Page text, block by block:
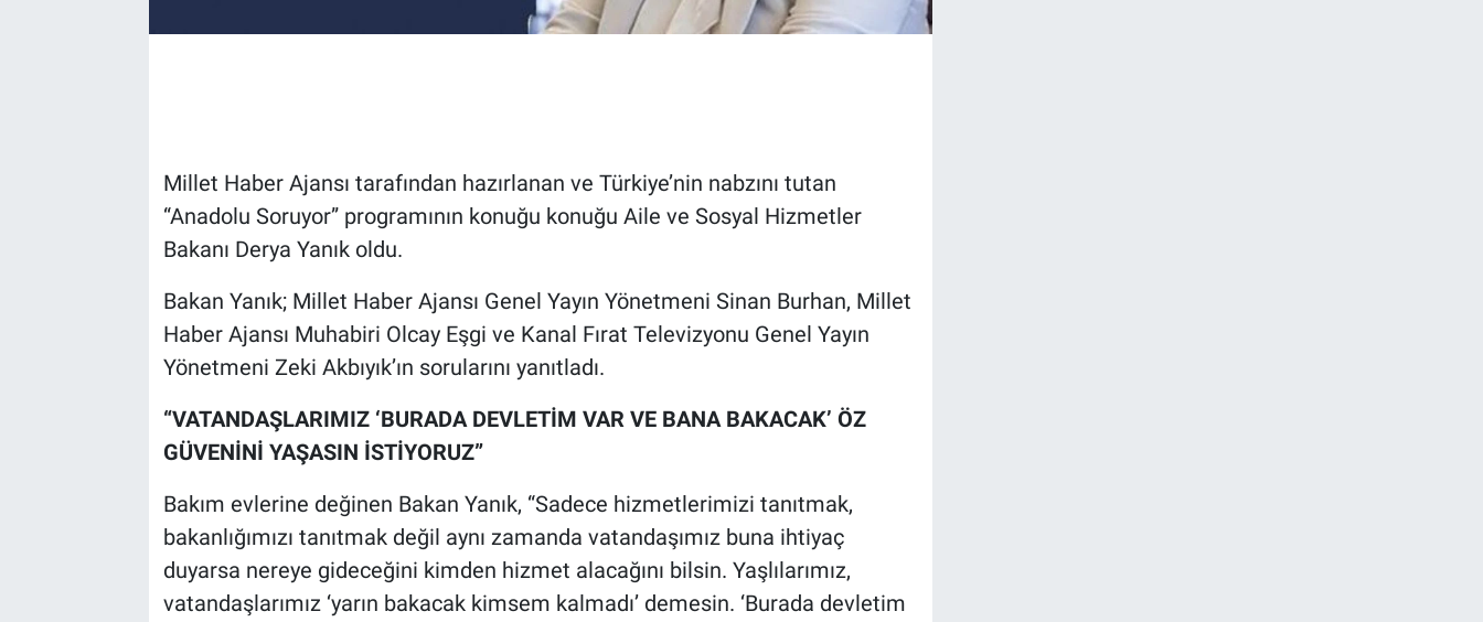
Millet Haber Ajansı tarafından hazırlanan ve Türkiye’nin nabzını tutan
“Anadolu Soruyor” programının konuğu konuğu Aile ve Sosyal Hizmetler
Bakanı Derya Yanık oldu.
Bakan Yanık; Millet Haber Ajansı Genel Yayın Yönetmeni Sinan Burhan, Millet
Haber Ajansı Muhabiri Olcay Eşgi ve Kanal Fırat Televizyonu Genel Yayın
Yönetmeni Zeki Akbıyık’ın sorularını yanıtladı.
“VATANDAŞLARIMIZ ‘BURADA DEVLETİM VAR VE BANA BAKACAK’ ÖZ
GÜVENİNİ YAŞASIN İSTİYORUZ”
Bakım evlerine değinen Bakan Yanık, “Sadece hizmetlerimizi tanıtmak,
bakanlığımızı tanıtmak değil aynı zamanda vatandaşımız buna ihtiyaç
duyarsa nereye gideceğini kimden hizmet alacağını bilsin. Yaşlılarımız,
vatandaşlarımız ‘yarın bakacak kimsem kalmadı’ demesin. ‘Burada devletim